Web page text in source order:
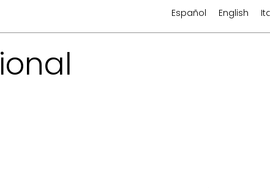
Español English